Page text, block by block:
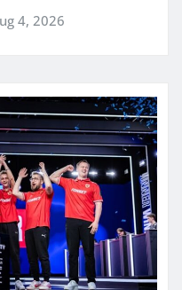
4, 2026